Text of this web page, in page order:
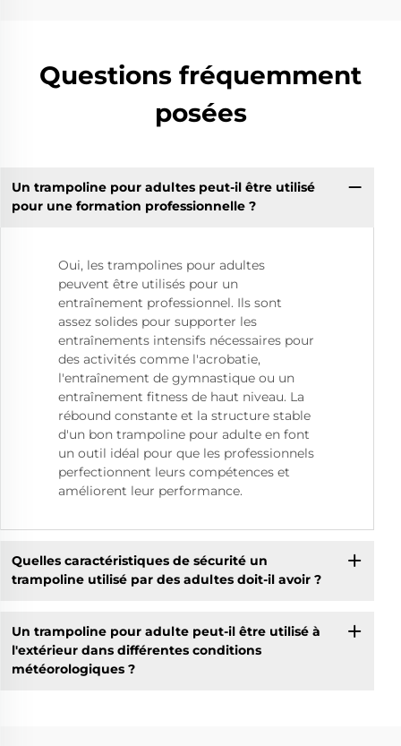
Questions fréquemment
posées
Un trampoline pour adultes peut-il être utilisé
pour une formation professionnelle ?
Oui, les trampolines pour adultes
peuvent être utilisés pour un
entraînement professionnel. Ils sont
assez solides pour supporter les
entraînements intensifs nécessaires pour
des activités comme l'acrobatie,
l'entraînement de gymnastique ou un
entraînement fitness de haut niveau. La
rébound constante et la structure stable
d'un bon trampoline pour adulte en font
un outil idéal pour que les professionnels
perfectionnent leurs compétences et
améliorent leur performance.
Quelles caractéristiques de sécurité un
trampoline utilisé par des adultes doit-il avoir ?
Un trampoline pour adulte peut-il être utilisé à
l'extérieur dans différentes conditions
météorologiques ?